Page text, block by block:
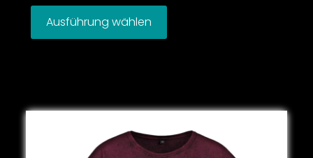
Ausführung wählen